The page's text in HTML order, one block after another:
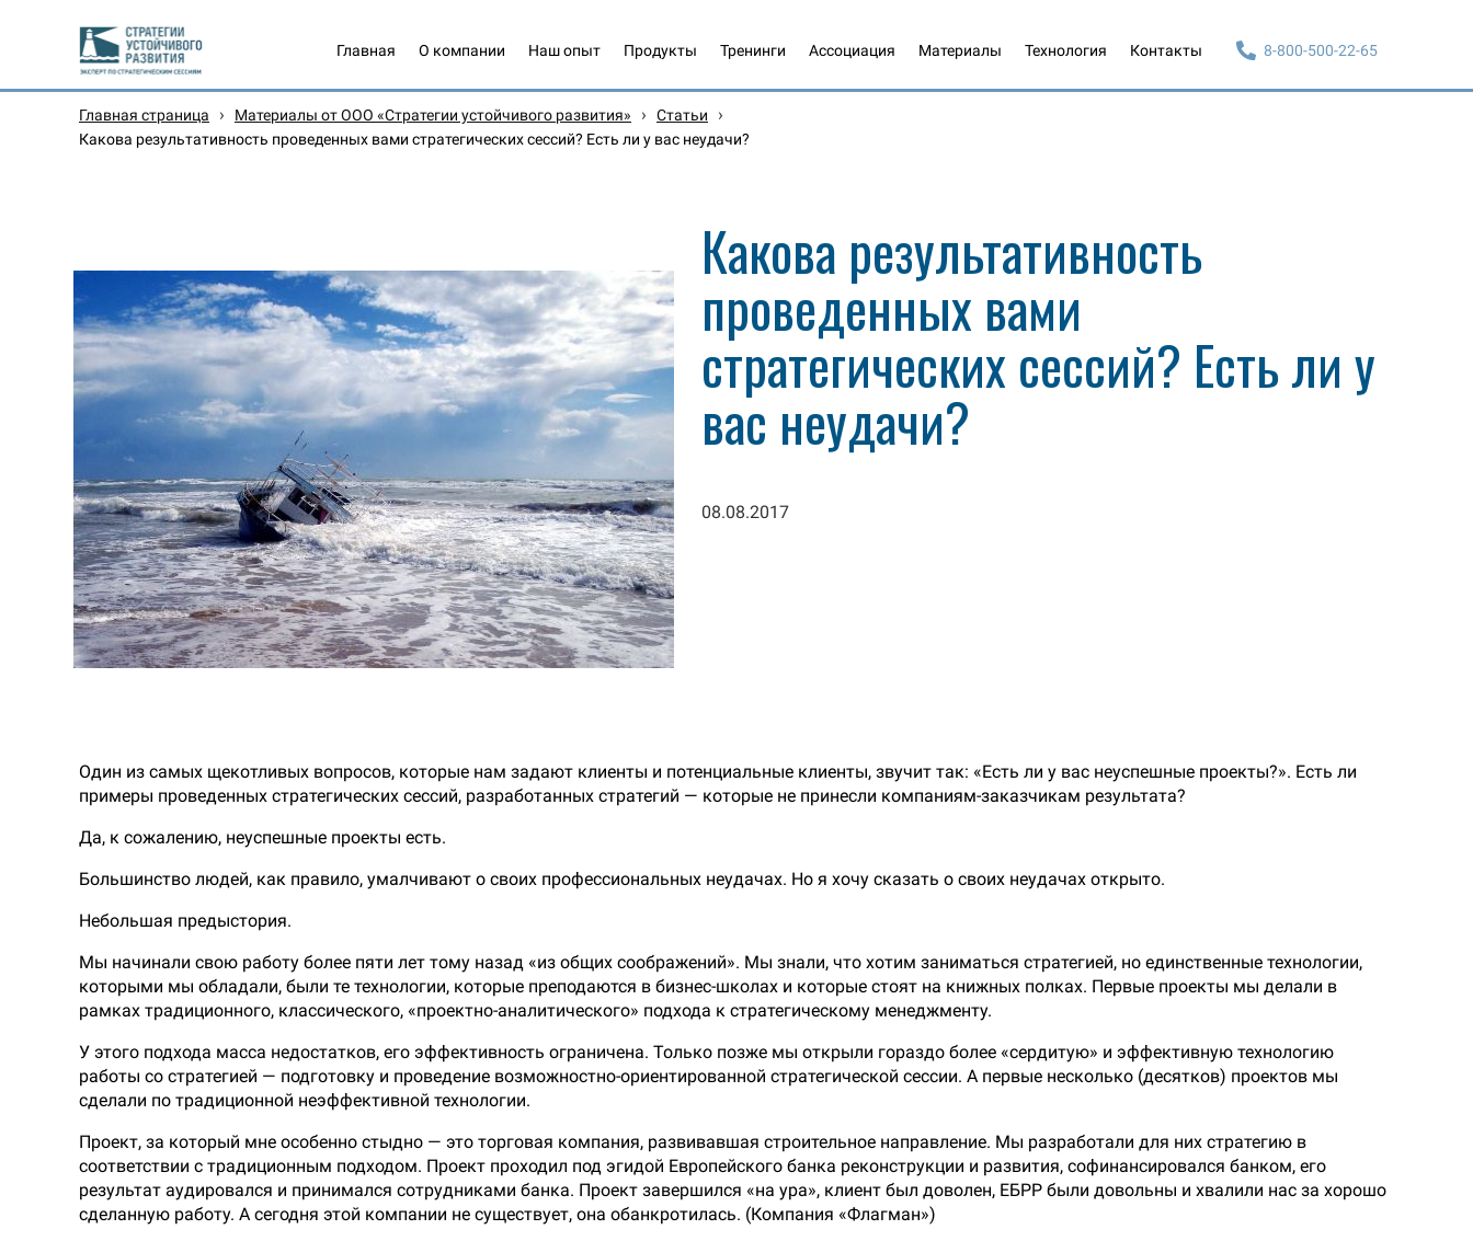
Главная О компании Наш опыт Продукты Тренинги Ассоциация Материалы Технология Контакты 8-800-500-22-65
Главная страница › Материалы от ООО «Стратегии устойчивого развития» › Статьи ›
Какова результативность проведенных вами стратегических сессий? Есть ли у вас неудачи?
Какова результативность
проведенных вами
стратегических сессий? Есть ли у
вас неудачи?
08.08.2017
Один из самых щекотливых вопросов, которые нам задают клиенты и потенциальные клиенты, звучит так: «Есть ли у вас неуспешные проекты?». Есть ли
примеры проведенных стратегических сессий, разработанных стратегий — которые не принесли компаниям-заказчикам результата?
Да, к сожалению, неуспешные проекты есть.
Большинство людей, как правило, умалчивают о своих профессиональных неудачах. Но я хочу сказать о своих неудачах открыто.
Небольшая предыстория.
Мы начинали свою работу более пяти лет тому назад «из общих соображений». Мы знали, что хотим заниматься стратегией, но единственные технологии,
которыми мы обладали, были те технологии, которые преподаются в бизнес-школах и которые стоят на книжных полках. Первые проекты мы делали в
рамках традиционного, классического, «проектно-аналитического» подхода к стратегическому менеджменту.
У этого подхода масса недостатков, его эффективность ограничена. Только позже мы открыли гораздо более «сердитую» и эффективную технологию
работы со стратегией — подготовку и проведение возможностно-ориентированной стратегической сессии. А первые несколько (десятков) проектов мы
сделали по традиционной неэффективной технологии.
Проект, за который мне особенно стыдно — это торговая компания, развивавшая строительное направление. Мы разработали для них стратегию в
соответствии с традиционным подходом. Проект проходил под эгидой Европейского банка реконструкции и развития, софинансировался банком, его
результат аудировался и принимался сотрудниками банка. Проект завершился «на ура», клиент был доволен, ЕБРР были довольны и хвалили нас за хорошо
сделанную работу. А сегодня этой компании не существует, она обанкротилась. (Компания «Флагман»)